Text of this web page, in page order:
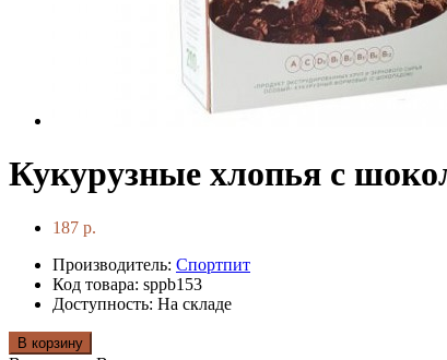
Кукурузные хлопья с
187 р.
Производитель: Спортпит
Код товара: sppb153
Доступность: На складе
В корзину